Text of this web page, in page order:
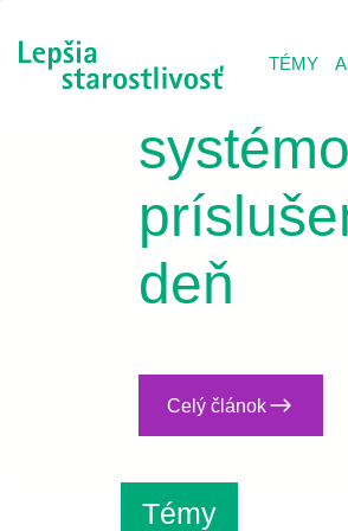
TÉMY
deň
Celý článok
Témy